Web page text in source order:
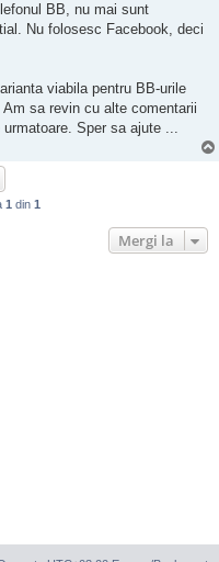
BB, nu mai sunt
Nu folosesc Facebook, deci
viabila pentru BB-urile
sa revin cu alte comentarii
Sper sa ajute ...
1 din 1
Mergi la